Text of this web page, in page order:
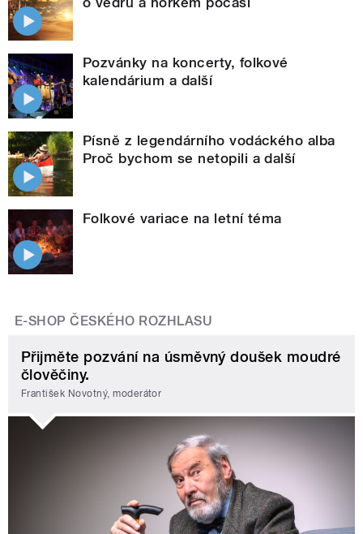
Pozvánky na koncerty, folkové
kalendárium a další
Písně z legendárního vodáckého alba
Proč bychom se netopili a další
Folkové variace na letní téma
E-SHOP ČESKÉHO ROZHLASU
Přijměte pozvání na úsměvný doušek moudré
člověčiny.
František Novotný, moderátor